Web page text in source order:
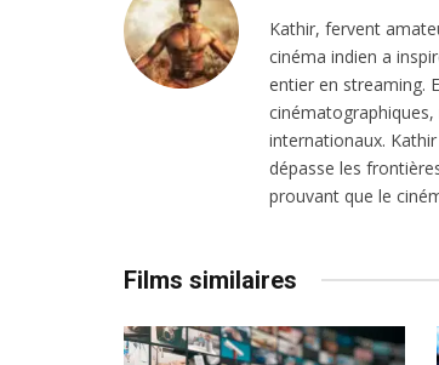
Kathir, fervent
cinéma indien a
entier en streaming.
internationaux.
dépasse les
prouvant que le
Films similaires